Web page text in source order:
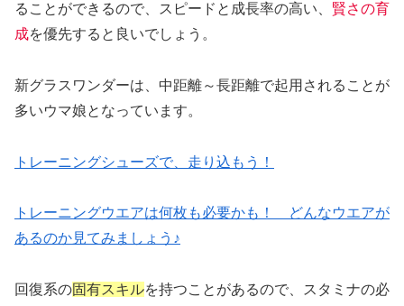
ることができるので、スピードと成長率の高い、 賢さの育
成を優先すると良いでしょう。
新グラスワンダーは、中距離～長距離で起用されることが
多いウマ娘となっています。
トレーニングシューズで、走り込もう！
トレーニングウエアは何枚も必要かも！ どんなウエアが
あるのか見てみましょう♪
回復系の固有スキルを持つことがあるので、スタミナの必